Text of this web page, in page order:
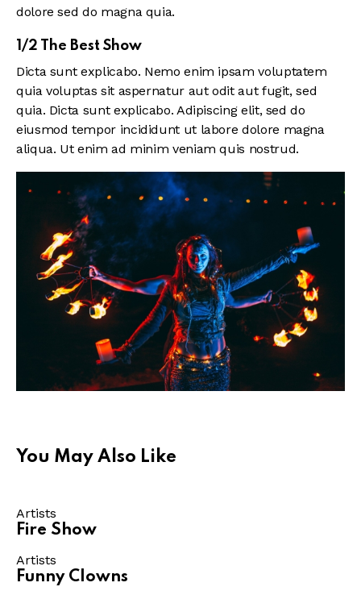
dolore sed do magna quia.
1/2 The Best Show
Dicta sunt explicabo. Nemo enim ipsam voluptatem
quia voluptas sit aspernatur aut odit aut fugit, sed
quia. Dicta sunt explicabo. Adipiscing elit, sed do
eiusmod tempor incididunt ut labore dolore magna
aliqua. Ut enim ad minim veniam quis nostrud.
You May Also Like
Artists
Fire Show
Artists
Funny Clowns